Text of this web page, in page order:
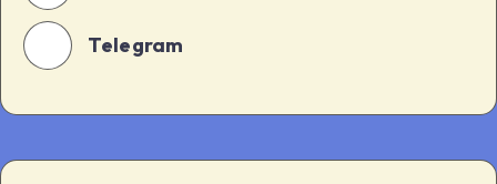
Telegram